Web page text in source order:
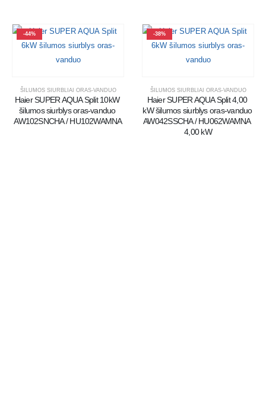
-44%
ŠILUMOS SIURBLIAI ORAS-VANDUO
Haier SUPER AQUA Split 10kW
šilumos siurblys oras-vanduo
AW102SNCHA / HU102WAMNA
-38%
ŠILUMOS SIURBLIAI ORAS-VANDUO
Haier SUPER AQUA Split 4,00
kW šilumos siurblys oras-vanduo
AW042SSCHA / HU062WAMNA
4,00 kW